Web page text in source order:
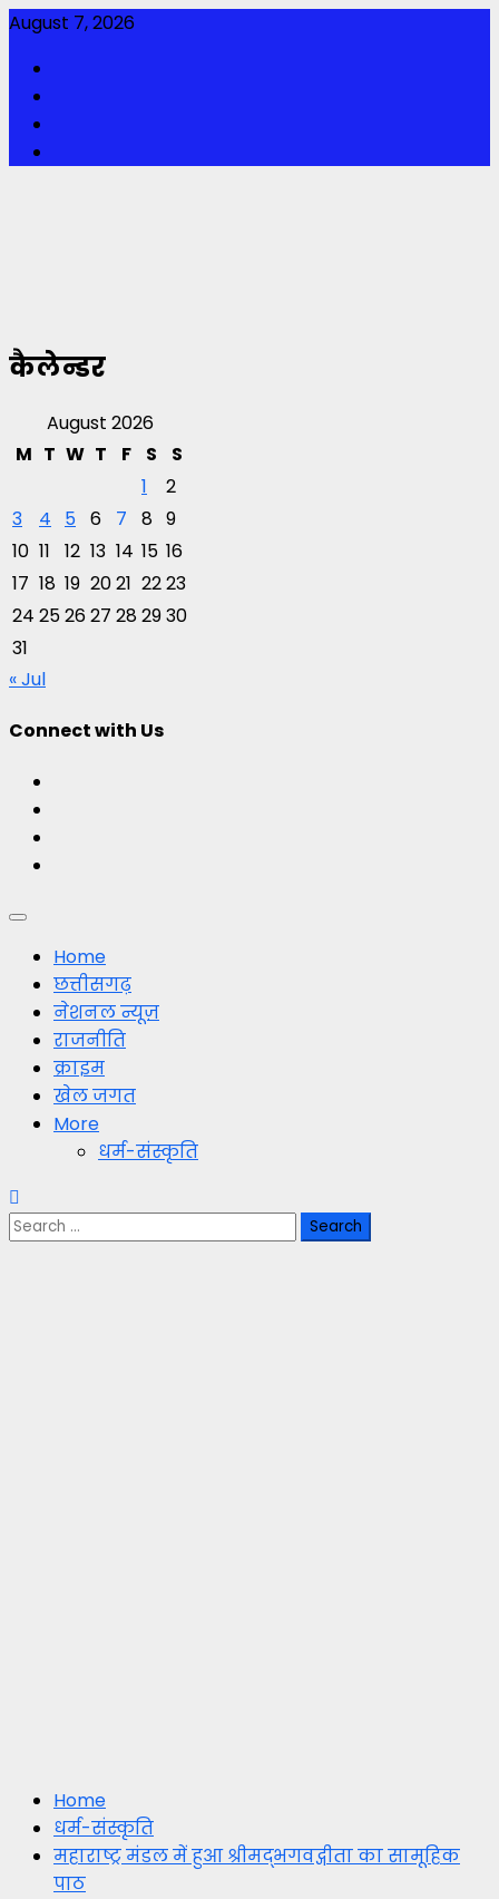
Skip
content
August 7, 2026
कैलेन्डर
August 2026
M T W T F S
S
1
2
3
4 5 6 7 8 9
10 11 12 13 14 15 16
17 18 19 2021 2223
24 252627 282930
31
« Jul
Connect with Us
Primary
MenuHome
छत्तीसगढ़
नेशनल न्यूज़
राजनीति
क्राइम
खेल जगत
More
धर्म-संस्कृति
Search
Home
धर्म-संस्कृति
महाराष्ट्र मंडल में हुआ श्रीमद्भगवद्गीता का सामूहिक
पाठ